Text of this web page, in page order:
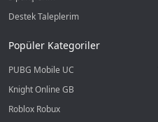
Destek Taleplerim
Popüler Kategoriler
PUBG Mobile UC
Knight Online GB
Roblox Robux